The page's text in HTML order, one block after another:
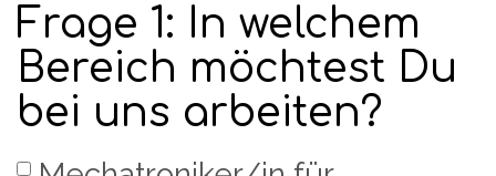
Frage 1: In welchem
Bereich möchtest Du
bei uns arbeiten?